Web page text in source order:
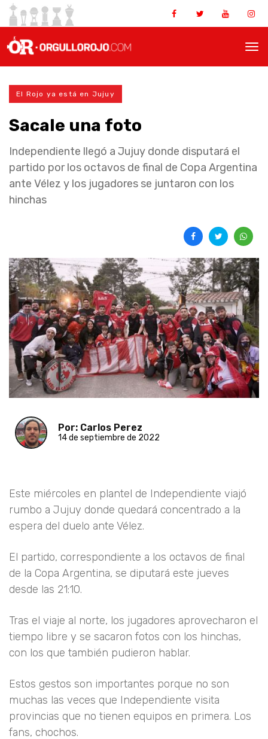
El Rojo ya está en Jujuy
Sacale una foto
Independiente llegó a Jujuy donde disputará el
partido por los octavos de final de Copa Argentina
ante Vélez y los jugadores se juntaron con los
hinchas
Por: Carlos Perez
14 de septiembre de 2022
Este miércoles en plantel de Independiente viajó
rumbo a Jujuy donde quedará concentrado a la
espera del duelo ante Vélez.
El partido, correspondiente a los octavos de final
de la Copa Argentina, se diputará este jueves
desde las 21:10.
Tras el viaje al norte, los jugadores aprovecharon el
tiempo libre y se sacaron fotos con los hinchas,
con los que también pudieron hablar.
Estos gestos son importantes porque no son
muchas las veces que Independiente visita
provincias que no tienen equipos en primera. Los
fans, chochos.